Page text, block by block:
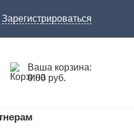
Зарегистрироваться
Ваша корзина:
0.00 руб.